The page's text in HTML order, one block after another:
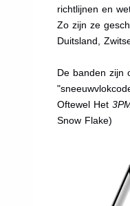
richtlijnen en
Zo zijn ze
Duitsland,
De banden zijn
Oftewel Het
Snow Flake)